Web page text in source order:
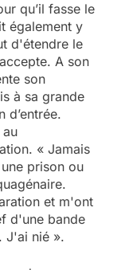
qu’il fasse le
également y
d'étendre le
A son
son
à sa grande
d’entrée.
au
« Jamais
prison ou
et m'ont
d'une bande
J'ai nié ».